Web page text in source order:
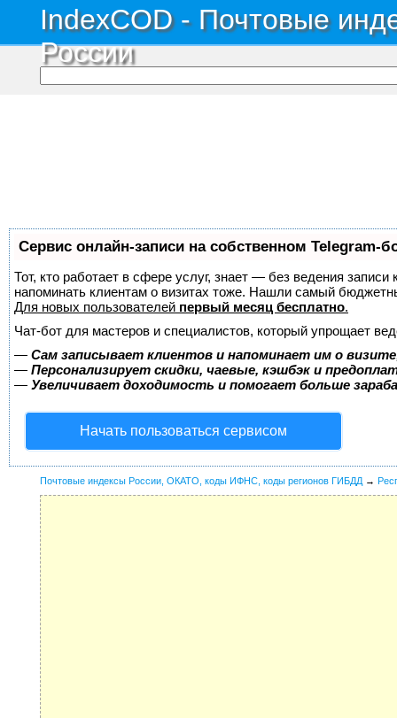
IndexCOD - Почтовые
России
Сервис онлайн-записи на собственном Telegram-
Тот, кто работает в сфере услуг, знает — без ведения
напоминать клиентам о визитах тоже. Нашли самый
Для новых пользователей первый месяц бесплатно.
Чат-бот для мастеров и специалистов, который упрощает
— Сам записывает клиентов и напоминает им о
— Персонализирует скидки, чаевые, кэшбэк и
— Увеличивает доходимость и помогает больше
Начать пользоваться сервисом
Почтовые индексы России, ОКАТО, коды ИФНС, коды регионов ГИБДД →